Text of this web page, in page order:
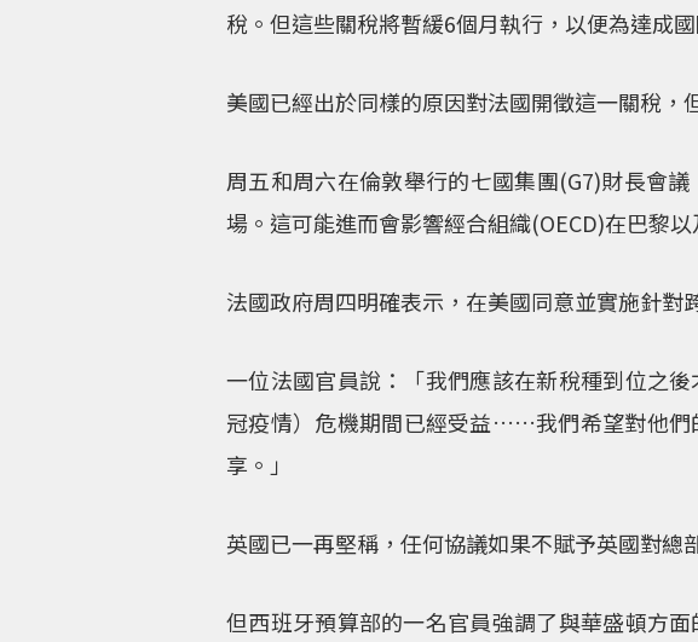
稅。但這些關稅將暫緩6個月執行，以便為達成
美國已經出於同樣的原因對法國開徵這一關稅，
周五和周六在倫敦舉行的七國集團(G7)財長會
場。這可能進而會影響經合組織(OECD)在巴黎
法國政府周四明確表示，在美國同意並實施針對
一位法國官員說：「我們應該在新稅種到位之
冠疫情）危機期間已經受益……我們希望對他們
享。」
英國已一再堅稱，任何協議如果不賦予英國對總
但西班牙預算部的一名官員強調了與華盛頓方